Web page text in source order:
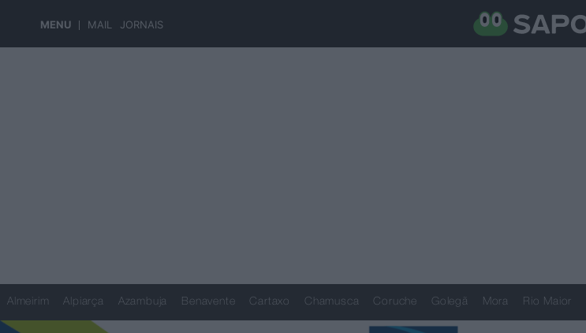
MENU MAIL JORNAIS
Almeirim Alpiarça Azambuja Benavente Cartaxo Chamusca Coruche Golegã Mora Rio Maior